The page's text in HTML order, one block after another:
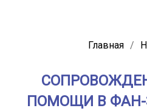
Главная /
ПОМОЩИ В ФАН-